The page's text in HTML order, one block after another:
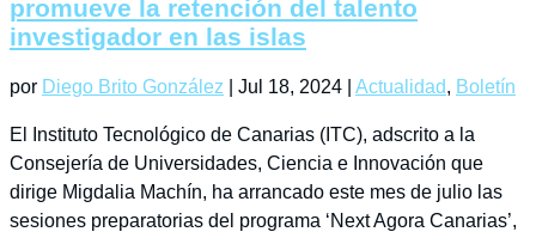
El programa ‘Next Agora Canarias’
promueve la retención del talento
investigador en las islas
por Diego Brito González Jul 18, 2024|Actualidad Boletín
El Instituto Tecnológico de Canarias (ITC), adscrito a la
Consejería de Universidades, Ciencia e Innovación que
dirige Migdalia Machín, ha arrancado este mes de julio las